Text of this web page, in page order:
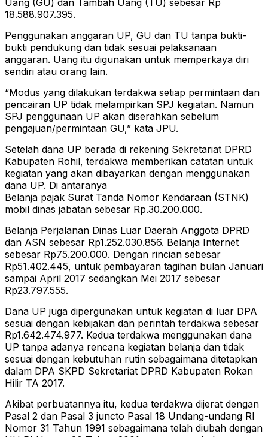
Uang (GU) dan Tambah Uang (TU) sebesar Rp
18.588.907.395.
Penggunakan anggaran UP, GU dan TU tanpa bukti-
bukti pendukung dan tidak sesuai pelaksanaan
anggaran. Uang itu digunakan untuk memperkaya diri
sendiri atau orang lain.
“Modus yang dilakukan terdakwa setiap permintaan dan
pencairan UP tidak melampirkan SPJ kegiatan. Namun
SPJ penggunaan UP akan diserahkan sebelum
pengajuan/permintaan GU,” kata JPU.
Setelah dana UP berada di rekening Sekretariat DPRD
Kabupaten Rohil, terdakwa memberikan catatan untuk
kegiatan yang akan dibayarkan dengan menggunakan
dana UP. Di antaranya
Belanja pajak Surat Tanda Nomor Kendaraan (STNK)
mobil dinas jabatan sebesar Rp.30.200.000.
Belanja Perjalanan Dinas Luar Daerah Anggota DPRD
dan ASN sebesar Rp1.252.030.856. Belanja Internet
sebesar Rp75.200.000. Dengan rincian sebesar
Rp51.402.445, untuk pembayaran tagihan bulan Januari
sampai April 2017 sedangkan Mei 2017 sebesar
Rp23.797.555.
Dana UP juga dipergunakan untuk kegiatan di luar DPA
sesuai dengan kebijakan dan perintah terdakwa sebesar
Rp1.642.474.977. Kedua terdakwa menggunakan dana
UP tanpa adanya rencana kegiatan belanja dan tidak
sesuai dengan kebutuhan rutin sebagaimana ditetapkan
dalam DPA SKPD Sekretariat DPRD Kabupaten Rokan
Hilir TA 2017.
Akibat perbuatannya itu, kedua terdakwa dijerat dengan
Pasal 2 dan Pasal 3 juncto Pasal 18 Undang-undang RI
Nomor 31 Tahun 1991 sebagaimana telah diubah dengan